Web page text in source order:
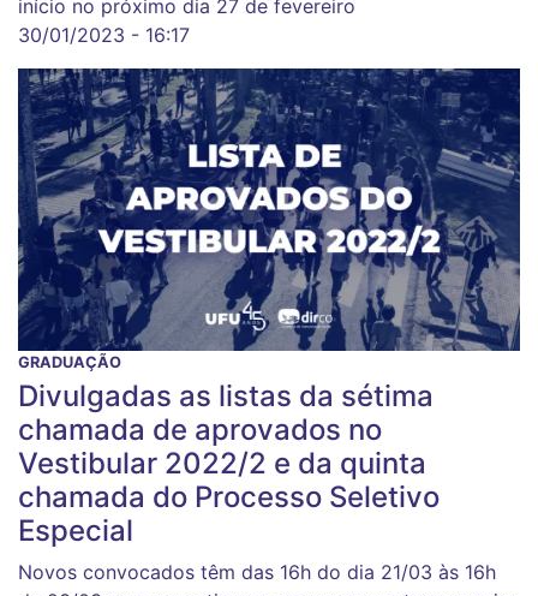
início no próximo dia 27 de fevereiro
30/01/2023 - 16:17
GRADUAÇÃO
Divulgadas as listas da sétima
chamada de aprovados no
Vestibular 2022/2 e da quinta
chamada do Processo Seletivo
Especial
Novos convocados têm das 16h do dia 21/03 às 16h